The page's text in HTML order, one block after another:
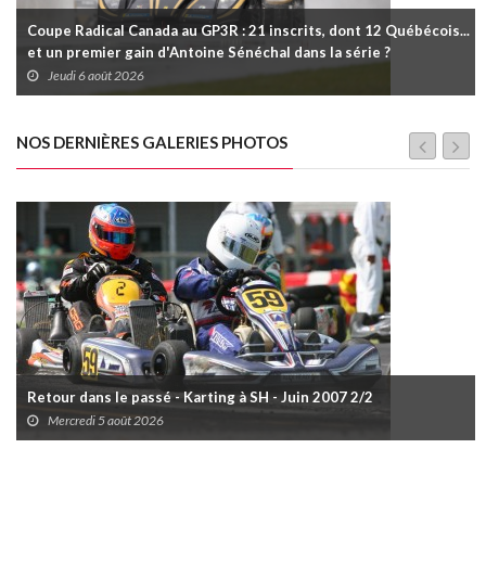
Coupe Radical Canada au GP3R : 21 inscrits, dont 12 Québécois...
et un premier gain d'Antoine Sénéchal dans la série ?
Jeudi 6 août 2026
NOS DERNIÈRES GALERIES PHOTOS
Retour dans le passé - Karting à SH - Juin 2007 2/2
Mercredi 5 août 2026